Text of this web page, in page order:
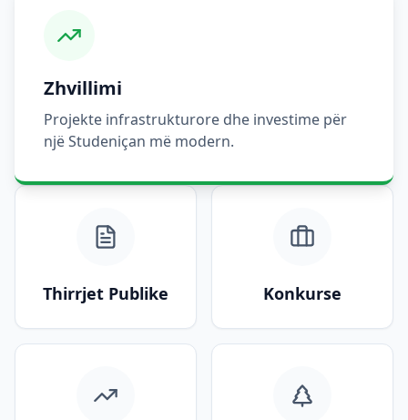
Zhvillimi
Projekte infrastrukturore dhe investime për
një Studeniçan më modern.
Thirrjet Publike Konkurse